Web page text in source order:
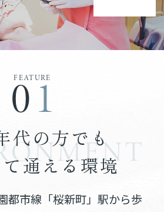
FEATURE
01
代の方でも
通える環境
都市線「桜新町」駅から歩